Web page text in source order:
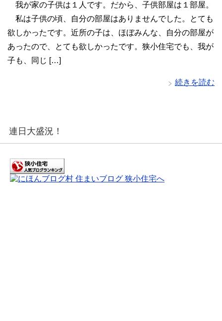
我が家の子供は１人です。だから、子供部屋は１部屋。
私は子供の頃、自分の部屋はありませんでした。とても
欲しかったです。近所の子は、ほぼみんな、自分の部屋が
あったので、とても欲しかったです。狭小住宅でも、我が
子も、同じ […]
続きを読む
連日大盛況！